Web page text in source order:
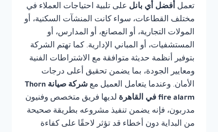
تعمل أفضل أي بانل على تلبية احتياجات العملاء في
مختلف القطاعات، سواء كانت المنشآت السكنية، أو
المولات التجارية، أو المصانع، أو المدارس، أو
المستشفيات، أو المباني الإدارية. كما تهتم الشركة
بتوفير أنظمة حديثة متوافقة مع الاشتراطات الفنية
ومعايير الجودة، بما يضمن تحقيق أعلى درجات
الأمان. وعندما يتعامل العميل مع
شركة صيانة Thorn
fire alarm في القاهرة
لديها فريق متخصص وفنيون
مدربون، فإنه يضمن تنفيذ مشروعه بطريقة صحيحة
من البداية دون أخطاء قد تؤثر لاحقًا على كفاءة